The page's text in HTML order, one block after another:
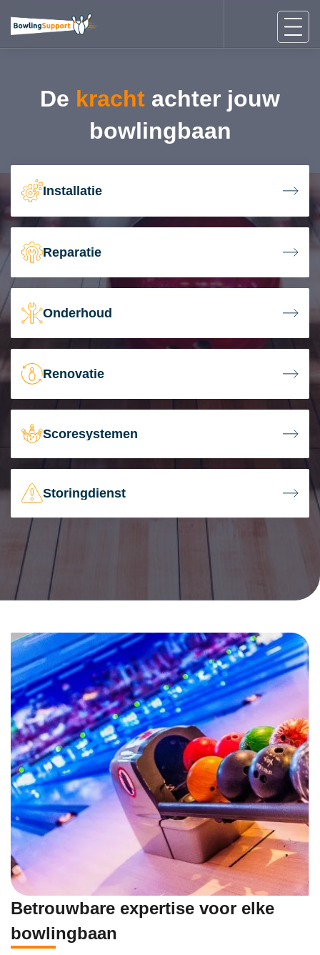
De kracht achter jouw
bowlingbaan
Installatie
Reparatie
Onderhoud
Renovatie
Scoresystemen
Storingdienst
Betrouwbare expertise voor elke
bowlingbaan